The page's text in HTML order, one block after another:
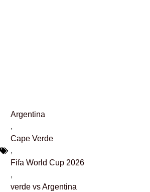
Argentina
,
Cape Verde
,
Fifa World Cup 2026
,
verde vs Argentina